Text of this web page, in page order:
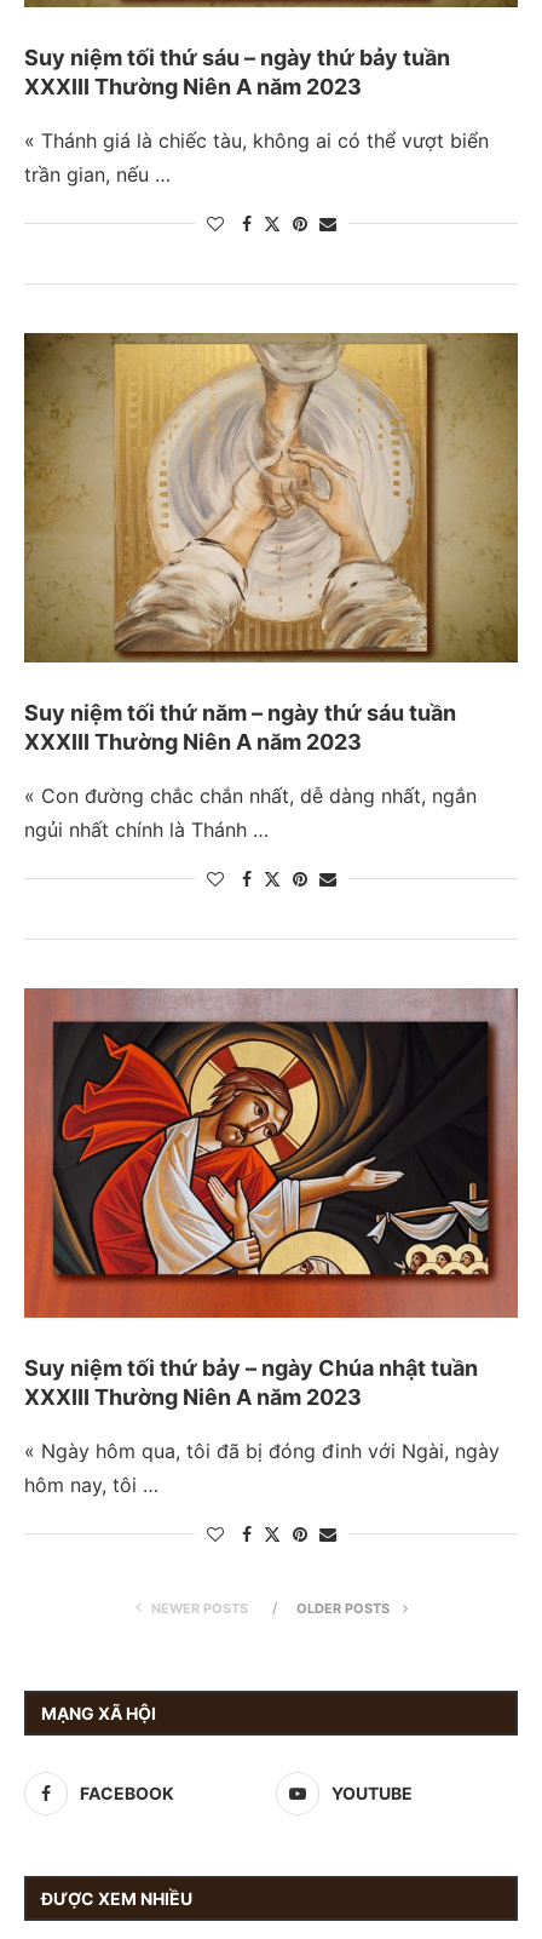
Suy niệm tối thứ sáu – ngày thứ bảy tuần
XXXIII Thường Niên A năm 2023
« Thánh giá là chiếc tàu, không ai có thể vượt biển
trần gian, nếu …
Suy niệm tối thứ năm – ngày thứ sáu tuần
XXXIII Thường Niên A năm 2023
« Con đường chắc chắn nhất, dễ dàng nhất, ngắn
ngủi nhất chính là Thánh …
Suy niệm tối thứ bảy – ngày Chúa nhật tuần
XXXIII Thường Niên A năm 2023
« Ngày hôm qua, tôi đã bị đóng đinh với Ngài, ngày
hôm nay, tôi …
NEWER POSTS OLDER POSTS
MẠNG XÃ HỘI
FACEBOOK YOUTUBE
ĐƯỢC XEM NHIỀU